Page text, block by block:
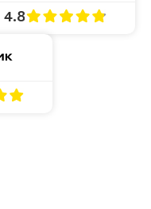
4.8